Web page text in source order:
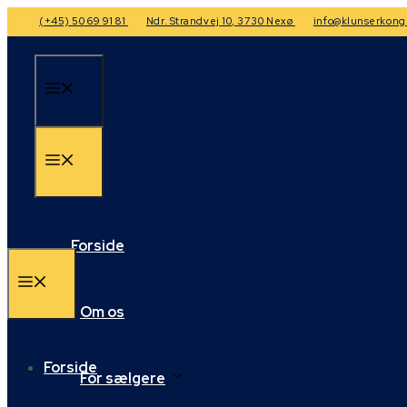
til
indhold
(+45) 50 69 91 81 Ndr. Strandvej 10, 3730 Nexø
Forside
Om os
For sælgere
Forside